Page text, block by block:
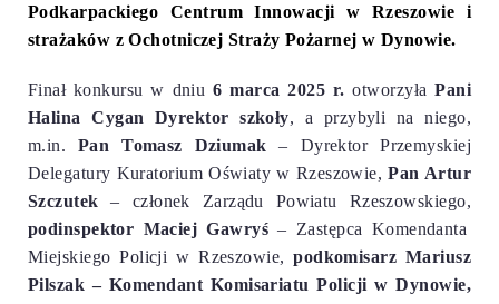
Podkarpackiego Centrum Innowacji w Rzeszowie i
strażaków z Ochotniczej Straży Pożarnej w Dynowie.
Finał konkursu w dniu6 marca 2025 r. otworzyłaPani
Halina Cygan
Dyrektor szkoły, a przybyli na niego,
m.in. Pan Tomasz Dziumak– Dyrektor Przemyskiej
Delegatury Kuratorium Oświaty w Rzeszowie,Pan Artur
Szczutek– członek Zarządu Powiatu Rzeszowskiego,
podinspektor Maciej Gawryś– Zastępca Komendanta
Miejskiego Policji w Rzeszowie, podkomisarz Mariusz
Pilszak – Komendant Komisariatu Policji w Dynowie,